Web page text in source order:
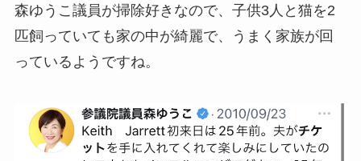
森ゆうこ議員が掃除好きなので、子供3人と猫を2
匹飼っていても家の中が綺麗で、うまく家族が回
っているようですね。